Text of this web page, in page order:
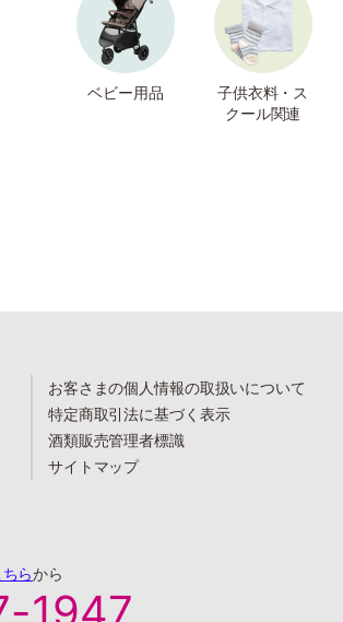
ベビー用品
子供衣料・ス
クール関連
お客さまの個人情報の取扱いについて
特定商取引法に基づく表示
酒類販売管理者標識
サイトマップ
ちらから